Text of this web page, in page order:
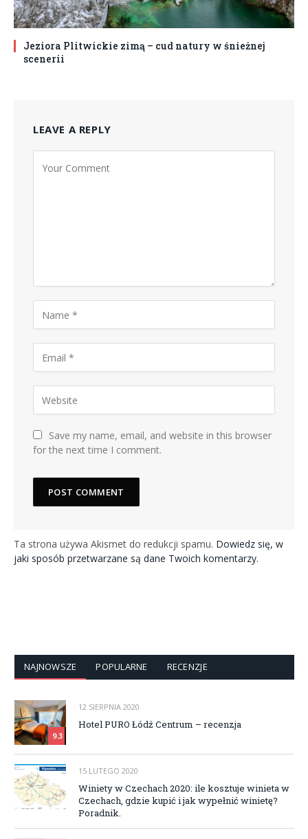
Jeziora Plitwickie zimą – cud natury w śnieżnej
scenerii
LEAVE A REPLY
Save my name, email, and website in this browser
for the next time I comment.
Ta strona używa Akismet do redukcji spamu. Dowiedz się, w
jaki sposób przetwarzane są dane Twoich komentarzy.
NAJNOWSZE POPULARNE RECENZJE
9.3
12 SIERPNIA 2020
Hotel PURO Łódź Centrum – recenzja
15 LUTEGO 2020
Winiety w Czechach 2020: ile kosztuje winieta w
Czechach, gdzie kupić i jak wypełnić winietę?
Poradnik.